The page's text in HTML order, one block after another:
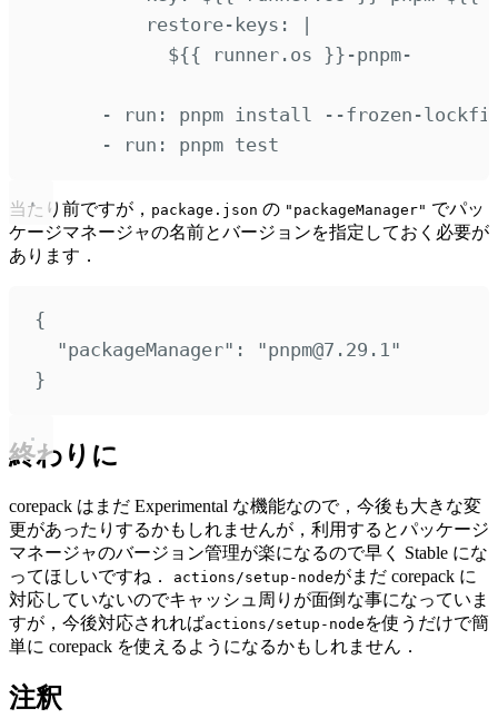
restore-keys :
${{ runner.os }}-pnpm-
- run :
pnpm install --frozen-
-
run : pnpm test
当たり前ですが， package.json の "packageManager" でパッ
ケージマネージャの名前とバージョンを指定しておく必要が
あります．
{
"packageManager" : "pnpm@7.29.1"
}
終わりに
corepack はまだ Experimental な機能なので，今後も大きな変
更があったりするかもしれませんが，利用するとパッケージ
マネージャのバージョン管理が楽になるので早く Stable にな
ってほしいですね．
actions/setup-nodeがまだ corepack に
対応していないのでキャッシュ周りが面倒な事になっていま
すが，今後対応されればactions/setup-node を使うだけで簡
単に corepack を使えるようになるかもしれません．
注釈